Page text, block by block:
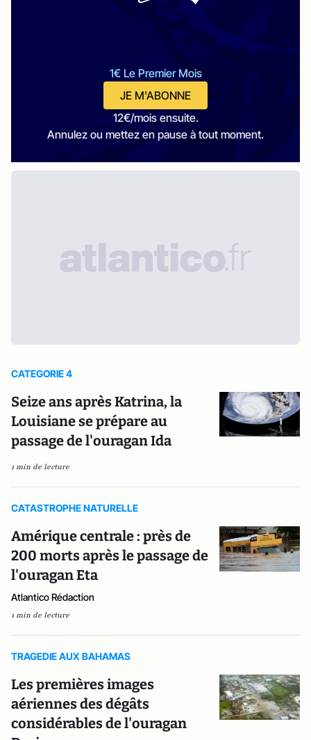
1€ Le Premier Mois
JE M'ABONNE
12€/mois ensuite.
Annulez ou mettez en pause à tout moment.
CATEGORIE 4
Seize ans après Katrina, la
Louisiane se prépare au
passage de l'ouragan Ida
1 min de lecture
CATASTROPHE NATURELLE
Amérique centrale : près de
200 morts après le passage de
l'ouragan Eta
Atlantico Rédaction
1 min de lecture
TRAGEDIE AUX BAHAMAS
Les premières images
aériennes des dégâts
considérables de l'ouragan